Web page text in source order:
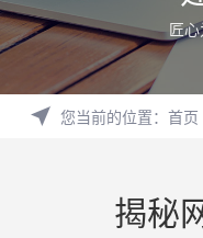
匠
您当前的位置： 首页
揭秘